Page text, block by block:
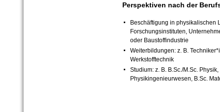
Perspektiven nach der
Beschäftigung in physikalischen
Forschungsinstituten,
oder Baustoffindustrie
Weiterbildungen: z. B.
Werkstofftechnik
Studium: z. B. B.Sc./M.Sc.
Physikingenieurwesen, B.Sc.